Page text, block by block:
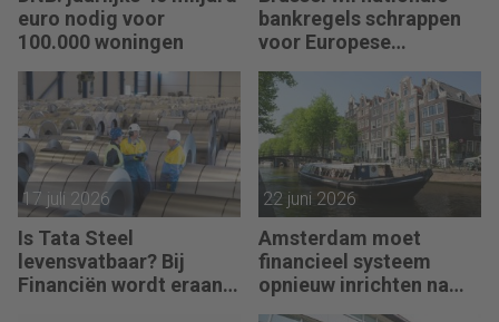
euro nodig voor
100.000 woningen
bankregels schrappen
voor Europese
bankenunie
17 juli 2026
Is Tata Steel
levensvatbaar? Bij
Financiën wordt eraan
22 juni 2026
Amsterdam moet
financieel systeem
opnieuw inrichten na
AFIS-debacle